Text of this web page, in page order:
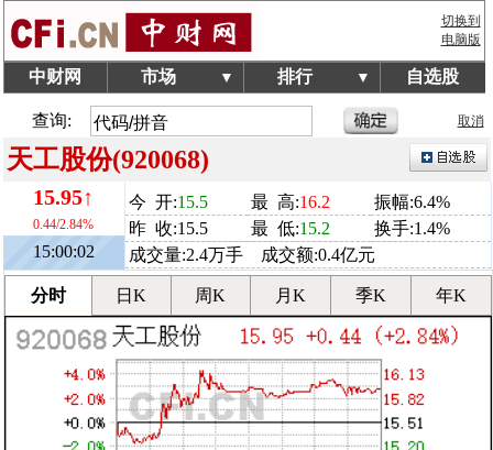
切换到
电脑版
中财网 市场 ▼ 排行 ▼ 自选股
查询: 取消
天工股份(920068)
15.95↑
0.44/2.84%
15:00:02
今 开:15.5 最 高:16.2
振幅:6.4%
昨 收:15.5
最 低:15.2
换手:1.4%
成交量:2.4万手 成交额:0.4亿元
分时 日K 周K 月K 季K 年K